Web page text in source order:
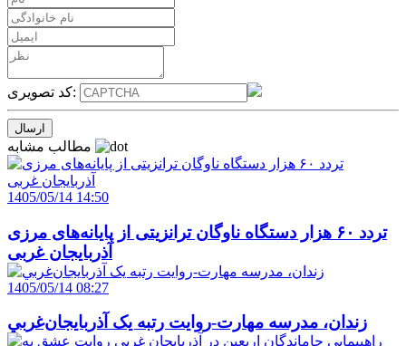
کد تصویری:
1405/05/14 14:50
تردد ۶۰ هزار دستگاه ناوگان ترانزیتی از پایانه‌های مرزی
آذربایجان ‌غربی
1405/05/14 08:27
زندان، مدرسه مهارت-روايت رتبه يک آذربايجان‌غربي